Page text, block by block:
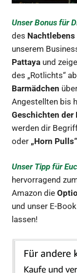
Unser Bonus für
des Nachtlebens
unserem
Pattaya und
des „Rotlichts“
Barmädchen
Angestellten bis
Geschichten der
werden dir
oder „Horn Pulls“
Unser Tipp für
hervorragend
Amazon die
und unser E-Book
lassen!